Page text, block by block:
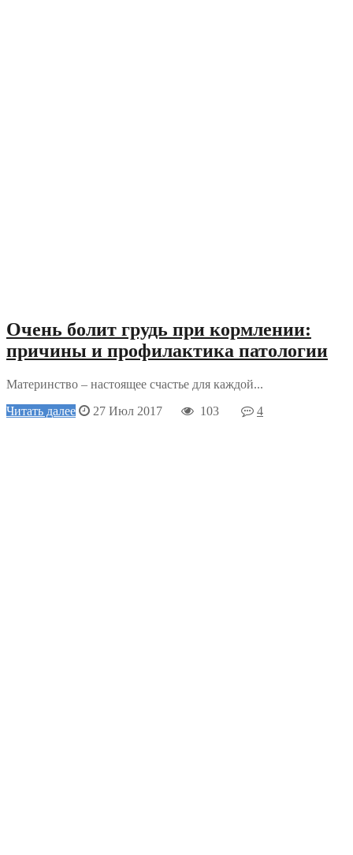
Очень болит грудь при кормлении:
причины и профилактика патологии
Материнство – настоящее счастье для каждой...
Читать далее
27 Июл 2017 103 4